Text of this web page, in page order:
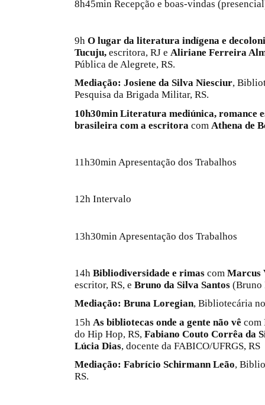
8h45min Recepção e boas-vindas
9h O lugar da literatura indígena e
Tucuju, escritora, RJ e Aliriane Ferreira
Pública de Alegrete, RS.
Mediação: Josiene da Silva Niesciur,
Pesquisa da Brigada Militar, RS.
10h30min Literatura mediúnica, romance
brasileira com a escritora com Athena de
11h30min Apresentação dos Trabalhos
12h Intervalo
13h30min Apresentação dos Trabalhos
14h Bibliodiversidade e rimas com Marcus
escritor, RS, e Bruno da Silva Santos (Bruno
Mediação: Bruna Loregian, Bibliotecária
15h As bibliotecas onde a gente não vê com
do Hip Hop, RS, Fabiano Couto Corrêa da
Lúcia Dias, docente da FABICO/UFRGS, RS
Mediação: Fabrício Schirmann Leão,
RS.